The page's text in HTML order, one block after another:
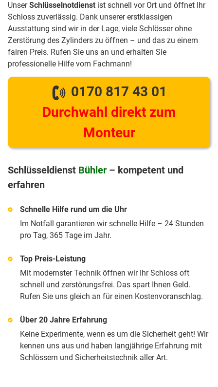
UnserSchlüsselnotdienst ist schnell vor Ort und öffnet Ihr
Schloss zuverlässig. Dank unserer erstklassigen
Ausstattung sind wir in der Lage, viele Schlösser ohne
Zerstörung des Zylinders zu öffnen – und das zu einem
fairen Preis. Rufen Sie uns an und erhalten Sie
professionelle Hilfe vom Fachmann!
0170 817 43 01
Durchwahl direkt zum
Monteur
Schlüsseldienst Bühler – kompetent und
erfahren
Schnelle Hilfe rund um die Uhr
Im Notfall garantieren wir schnelle Hilfe – 24 Stunden
pro Tag, 365 Tage im Jahr.
Top Preis-Leistung
Mit modernster Technik öffnen wir Ihr Schloss oft
schnell und zerstörungsfrei. Das spart Ihnen Geld.
Rufen Sie uns gleich an für einen Kostenvoranschlag.
Über 20 Jahre Erfahrung
Keine Experimente, wenn es um die Sicherheit geht! Wir
kennen uns aus und haben langjährige Erfahrung mit
Schlössern und Sicherheitstechnik aller Art.